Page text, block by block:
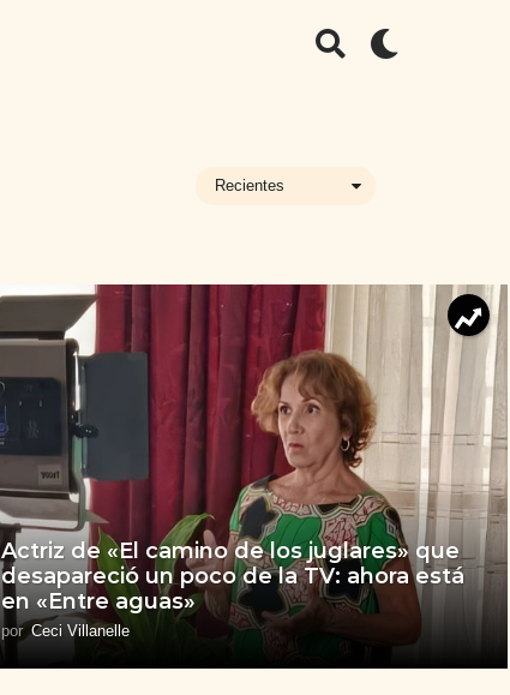
Recientes
Actriz de «El camino de los juglares» que
desapareció un poco de la TV: ahora está
en «Entre aguas»
por Ceci Villanelle